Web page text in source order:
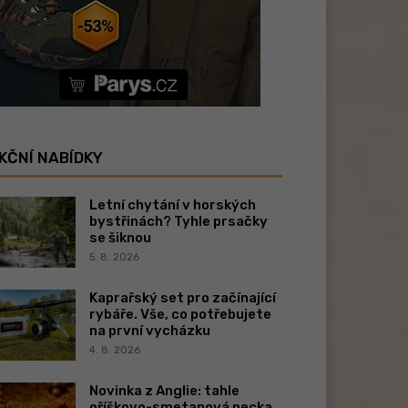
NABÍDKY
Letní chytání v horských
bystřinách? Tyhle prsačky
se šiknou
5. 8. 2026
Kaprařský set pro začínající
rybáře. Vše, co potřebujete
na první vycházku
4. 8. 2026
Novinka z Anglie: tahle